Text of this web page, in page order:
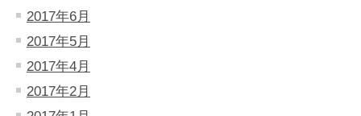
2017年6月
2017年5月
2017年4月
2017年2月